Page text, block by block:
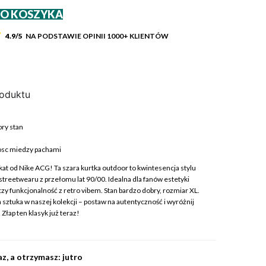
KOSZYKA
4.9/5 NA PODSTAWIE OPINII 1000+ KLIENTÓW
stan
miedzy pachami
od Nike ACG! Ta szara kurtka outdoor to kwintesencja stylu
z przełomu lat 90/00. Idealna dla fanów estetyki
funkcjonalność z retro vibem. Stan bardzo dobry, rozmiar XL.
sztuka w naszej kolekcji – postaw na autentyczność i wyróżnij
Złap ten klasyk już teraz!
a otrzymasz: jutro